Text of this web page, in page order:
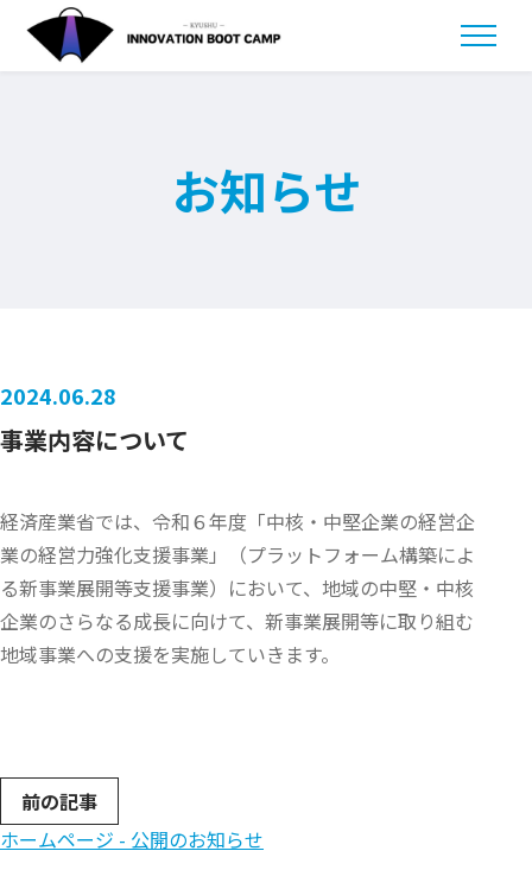
お知らせ
2024.06.28
事業内容について
経済産業省では、令和６年度「中核・中堅企業の経営企
業の経営力強化支援事業」（プラットフォーム構築によ
る新事業展開等支援事業）において、地域の中堅・中核
企業のさらなる成長に向けて、新事業展開等に取り組む
地域事業への支援を実施していきます。
前の記事
ホームページ - 公開のお知らせ